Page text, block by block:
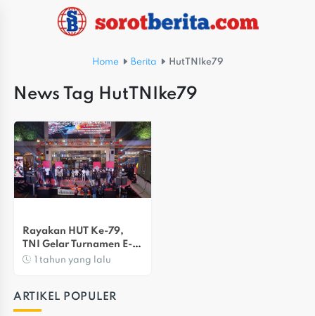
Home Berita HutTNIke79
News Tag HutTNIke79
Rayakan HUT Ke-79,
TNI Gelar Turnamen E-
Sport Di Kota Bekasi
1 tahun yang lalu
ARTIKEL POPULER